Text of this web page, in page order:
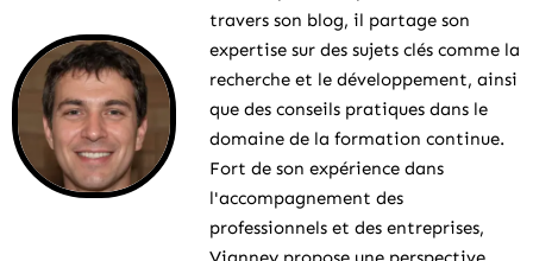
travers son blog, il partage son
expertise sur des sujets clés comme la
recherche et le développement, ainsi
que des conseils pratiques dans le
domaine de la formation continue.
Fort de son expérience dans
l'accompagnement des
professionnels et des entreprises,